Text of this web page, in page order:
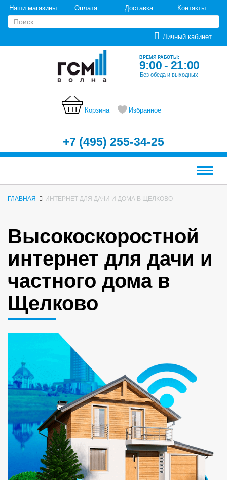
Наши магазины Оплата Доставка Контакты
Личный кабинет
ВРЕМЯ РАБОТЫ:
9:00 - 21:00
Без обеда и выходных
Корзина Избранное
+7 (495) 255-34-25
Меню
ГЛАВНАЯ ИНТЕРНЕТ ДЛЯ ДАЧИ И ДОМА В ЩЕЛКОВО
Высокоскоростной
интернет для дачи и
частного дома в
Щелково